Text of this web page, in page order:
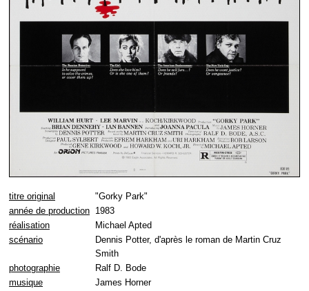
titre original
"Gorky Park"
année de production 1983
réalisation
Michael Apted
scénario
Dennis Potter, d'après le roman de Martin Cruz
Smith
photographie
Ralf D. Bode
musique
James Horner